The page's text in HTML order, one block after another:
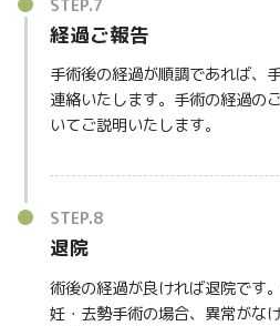
経過ご報告
手術後の経過が順調であれば、
連絡いたします。手術の経過の
いてご説明いたします。
退院
術後の経過が良ければ退院です
妊・去勢手術の場合、異常がな